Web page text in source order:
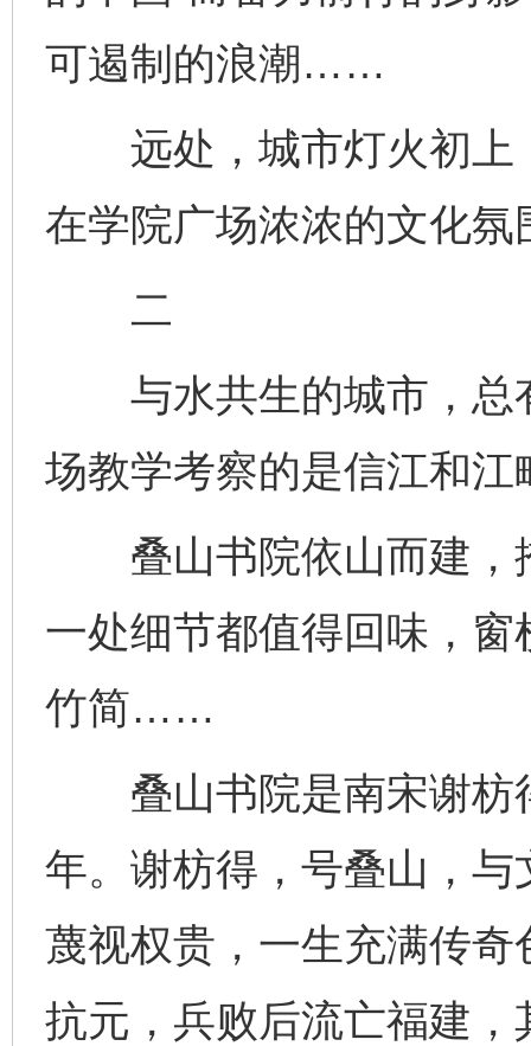
可遏制的浪潮……
远处，城市灯火初上
在学院广场浓浓的文化氛
二
与水共生的城市，总
场教学考察的是信江和江
叠山书院依山而建，
一处细节都值得回味，
竹简……
叠山书院是南宋谢枋
年。谢枋得，号叠山，
蔑视权贵，一生充满传
抗元，兵败后流亡福建